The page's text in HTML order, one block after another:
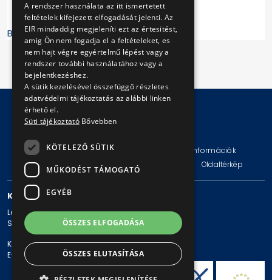
BKV Zrt.
Impresszum Jogi nyilatkozat
Technikai információk
Adatvédelmi politika és tájékoztatások
Oldaltérkép
KAPCSOLAT
Levelezési cím: 1980 Budapest, Pf. 11.
Székhely: 1980 Budapest, Akácfa u. 15.
Központi telefonszám: + 36 1 461-65-00
E-mail cím: bkv@bkv.hu
A rendszer használata az itt ismertetett
feltételek kifejezett elfogadását jelenti. Az
EIR mindaddig megjeleníti ezt az értesitést,
amig Ön nem fogadja el a feltételeket, es
nem hajt végre egyértelmű lépést vagy a
rendszer további használatához vagy a
bejelentkezéshez.
A sütik kezelésével összefüggő részletes
adatvédelmi tájékoztatás az alábbi linken
érhető el.
Süti tájékoztató Bővebben
KÖTELEZŐ SÜTIK
MŰKÖDÉST TÁMOGATÓ
EGYÉB
ÖSSZES ELFOGADÁSA
ÖSSZES ELUTASÍTÁSA